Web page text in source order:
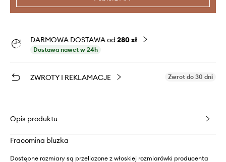
DARMOWA DOSTAWA od 280 zł
Dostawa nawet w 24h
ZWROTY I REKLAMACJE Zwrot do 30 dni
Opis produktu
Fracomina bluzka
Dostępne rozmiary są przeliczone z włoskiej rozmiarówki producenta